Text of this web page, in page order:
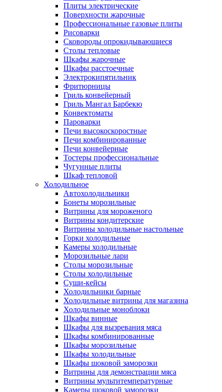
Плиты электрические
Поверхности жарочные
Профессиональные газовые плиты
Рисоварки
Сковороды опрокидывающиеся
Столы тепловые
Шкафы жарочные
Шкафы расстоечные
Электрокипятильник
Фритюрницы
Гриль конвейерный
Гриль Мангал Барбекю
Конвектоматы
Пароварки
Печи высокоскоростные
Печи комбинированные
Печи конвейерные
Тостеры профессиональные
Чугунные плиты
Шкаф тепловой
Холодильное
Автохолодильники
Бонеты морозильные
Витрины для мороженого
Витрины кондитерские
Витрины холодильные настольные
Горки холодильные
Камеры холодильные
Морозильные лари
Столы морозильные
Столы холодильные
Суши-кейсы
Холодильники барные
Холодильные витрины для магазина
Холодильные моноблоки
Шкафы винные
Шкафы для вызревания мяса
Шкафы комбинированные
Шкафы морозильные
Шкафы холодильные
Шкафы шоковой заморозки
Витрины для демонстрации мяса
Витрины мультитемпературные
Камеры шоковой заморозки